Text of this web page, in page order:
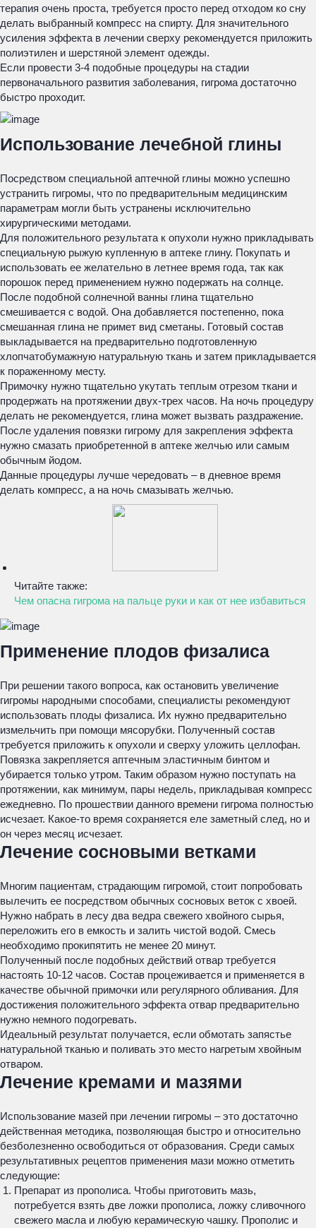
терапия очень проста, требуется просто перед отходом ко сну
делать выбранный компресс на спирту. Для значительного
усиления эффекта в лечении сверху рекомендуется приложить
полиэтилен и шерстяной элемент одежды.
Если провести 3-4 подобные процедуры на стадии
первоначального развития заболевания, гигрома достаточно
быстро проходит.
Использование лечебной глины
Посредством специальной аптечной глины можно успешно
устранить гигромы, что по предварительным медицинским
параметрам могли быть устранены исключительно
хирургическими методами.
Для положительного результата к опухоли нужно прикладывать
специальную рыжую купленную в аптеке глину. Покупать и
использовать ее желательно в летнее время года, так как
порошок перед применением нужно подержать на солнце.
После подобной солнечной ванны глина тщательно
смешивается с водой. Она добавляется постепенно, пока
смешанная глина не примет вид сметаны. Готовый состав
выкладывается на предварительно подготовленную
хлопчатобумажную натуральную ткань и затем прикладывается
к пораженному месту.
Примочку нужно тщательно укутать теплым отрезом ткани и
продержать на протяжении двух-трех часов. На ночь процедуру
делать не рекомендуется, глина может вызвать раздражение.
После удаления повязки гигрому для закрепления эффекта
нужно смазать приобретенной в аптеке желчью или самым
обычным йодом.
Данные процедуры лучше чередовать – в дневное время
делать компресс, а на ночь смазывать желчью.
Читайте также:
Чем опасна гигрома на пальце руки и как от нее избавиться
Применение плодов физалиса
При решении такого вопроса, как остановить увеличение
гигромы народными способами, специалисты рекомендуют
использовать плоды физалиса. Их нужно предварительно
измельчить при помощи мясорубки. Полученный состав
требуется приложить к опухоли и сверху уложить целлофан.
Повязка закрепляется аптечным эластичным бинтом и
убирается только утром. Таким образом нужно поступать на
протяжении, как минимум, пары недель, прикладывая компресс
ежедневно. По прошествии данного времени гигрома полностью
исчезает. Какое-то время сохраняется еле заметный след, но и
он через месяц исчезает.
Лечение сосновыми ветками
Многим пациентам, страдающим гигромой, стоит попробовать
вылечить ее посредством обычных сосновых веток с хвоей.
Нужно набрать в лесу два ведра свежего хвойного сырья,
переложить его в емкость и залить чистой водой. Смесь
необходимо прокипятить не менее 20 минут.
Полученный после подобных действий отвар требуется
настоять 10-12 часов. Состав процеживается и применяется в
качестве обычной примочки или регулярного обливания. Для
достижения положительного эффекта отвар предварительно
нужно немного подогревать.
Идеальный результат получается, если обмотать запястье
натуральной тканью и поливать это место нагретым хвойным
отваром.
Лечение кремами и мазями
Использование мазей при лечении гигромы – это достаточно
действенная методика, позволяющая быстро и относительно
безболезненно освободиться от образования. Среди самых
результативных рецептов применения мази можно отметить
следующие:
Препарат из прополиса. Чтобы приготовить мазь,
потребуется взять две ложки прополиса, ложку сливочного
свежего масла и любую керамическую чашку. Прополис и